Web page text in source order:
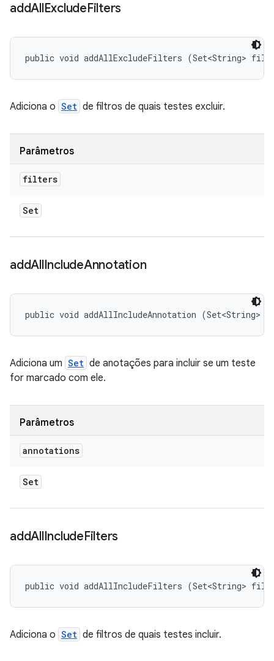
addAllExcludeFilters
public void addAllExcludeFilters (Set<String>
Adiciona o Set de filtros de quais testes excluir.
Parâmetros
filters
Set
addAllIncludeAnnotation
public void addAllIncludeAnnotation (Set<String>
Adiciona um Set de anotações para incluir se um teste
for marcado com ele.
Parâmetros
annotations
Set
addAllIncludeFilters
public void addAllIncludeFilters (Set<String>
Adiciona o Set de filtros de quais testes incluir.